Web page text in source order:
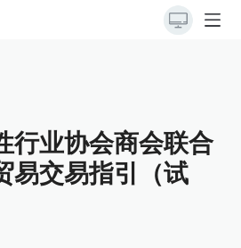
行业协会商会联合
易交易指引（试